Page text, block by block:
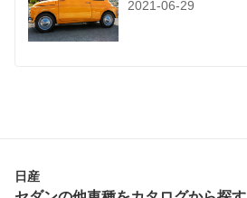
2021-06-29
日産